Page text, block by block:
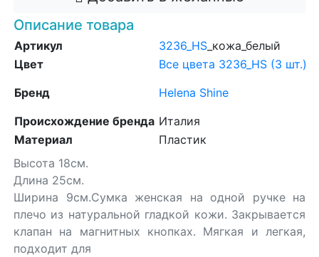
Описание товара
Артикул 3236_HS _кожа_белый
Цвет
Все цвета 3236_HS (3 шт.)
Бренд
Helena Shine
Происхождение бренда Италия
Материал
Пластик
Высота 18см.
Длина 25см.
Ширина 9см.Сумка женская на одной ручке на
плечо из натуральной гладкой кожи. Закрывается
клапан на магнитных кнопках. Мягкая и легкая,
подходит для